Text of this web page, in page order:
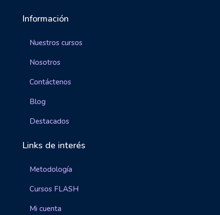
Información
Nuestros cursos
Nosotros
Contáctenos
Blog
Destacados
Links de interés
Metodología
Cursos FLASH
Mi cuenta